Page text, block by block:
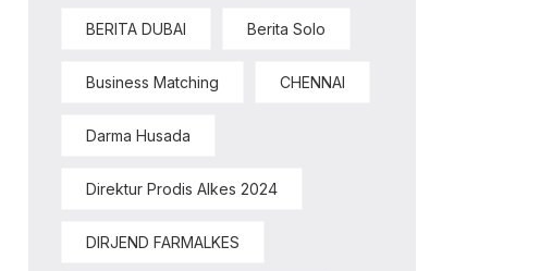
BERITA DUBAI Berita Solo
Business Matching CHENNAI
Darma Husada
Direktur Prodis Alkes 2024
DIRJEND FARMALKES